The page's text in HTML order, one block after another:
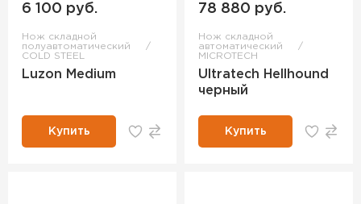
6 100 руб.
Нож складной
полуавтоматический
COLD STEEL
Luzon Medium
Купить
78 880 руб.
Нож складной
автоматический
MICROTECH
Ultratech Hellhound
черный
Купить